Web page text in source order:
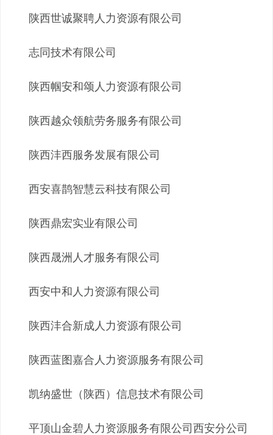
陕西世诚聚聘人力资源有限公司
志同技术有限公司
陕西帼安和颂人力资源有限公司
陕西越众领航劳务服务有限公司
陕西沣西服务发展有限公司
西安喜鹊智慧云科技有限公司
陕西鼎宏实业有限公司
陕西晟洲人才服务有限公司
西安中和人力资源有限公司
陕西沣合新成人力资源有限公司
陕西蓝图嘉合人力资源服务有限公司
凯纳盛世（陕西）信息技术有限公司
平顶山金碧人力资源服务有限公司西安分公司